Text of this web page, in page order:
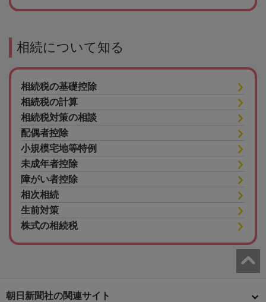
相続について知る
相続税の基礎控除
相続税の計算
相続税対策の相談
配偶者控除
小規模宅地等特例
未成年者控除
障がい者控除
相次相続
生前対策
株式の相続税
朝日新聞社の関連サイト